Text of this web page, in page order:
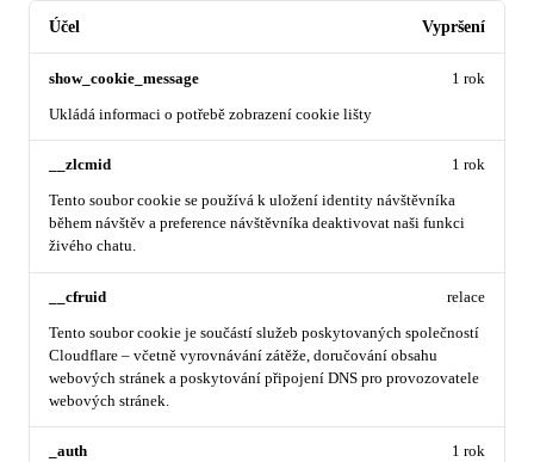
Účel Vypršení
show_cookie_message
Ukládá informaci o potřebě zobrazení cookie lišty
1 rok
__zlcmid
Tento soubor cookie se používá k uložení identity návštěvníka
během návštěv a preference návštěvníka deaktivovat naši funkci
živého chatu.
1 rok
__cfruid
Tento soubor cookie je součástí služeb poskytovaných společností
Cloudflare – včetně vyrovnávání zátěže, doručování obsahu
webových stránek a poskytování připojení DNS pro provozovatele
webových stránek.
relace
_auth 1 rok